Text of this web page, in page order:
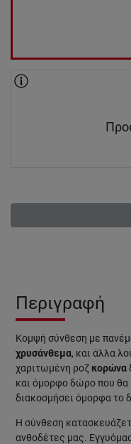
Περιγραφή
Κομψή σύνθεση με
χρυσάνθεμα, και άλλα
χαριτωμένη ροζ κορώνα
και όμορφο δώρο που θα
διακοσμήσει όμορφα το
Η σύνθεση
ανθοδέτες μας.